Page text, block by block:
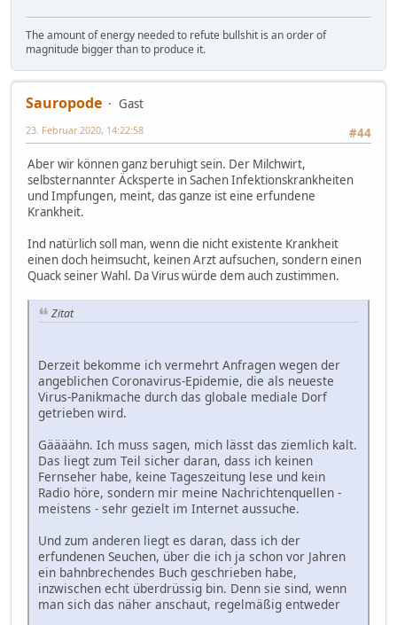
The amount of energy needed to refute bullshit is an order of
magnitude bigger than to produce it.
Sauropode
Gast
#44
23. Februar 2020, 14:22:58
Aber wir können ganz beruhigt sein. Der Milchwirt,
selbsternannter Äcksperte in Sachen Infektionskrankheiten
und Impfungen, meint, das ganze ist eine erfundene
Krankheit.
Ind natürlich soll man, wenn die nicht existente Krankheit
einen doch heimsucht, keinen Arzt aufsuchen, sondern einen
Quack seiner Wahl. Da Virus würde dem auch zustimmen.
Zitat
Derzeit bekomme ich vermehrt Anfragen wegen der
angeblichen Coronavirus-Epidemie, die als neueste
Virus-Panikmache durch das globale mediale Dorf
getrieben wird.
Gäääähn. Ich muss sagen, mich lässt das ziemlich kalt.
Das liegt zum Teil sicher daran, dass ich keinen
Fernseher habe, keine Tageszeitung lese und kein
Radio höre, sondern mir meine Nachrichtenquellen -
meistens - sehr gezielt im Internet aussuche.
Und zum anderen liegt es daran, dass ich der
erfundenen Seuchen, über die ich ja schon vor Jahren
ein bahnbrechendes Buch geschrieben habe,
inzwischen echt überdrüssig bin. Denn sie sind, wenn
man sich das näher anschaut, regelmäßig entweder